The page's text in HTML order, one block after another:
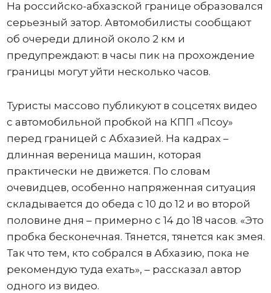
На российско-абхазской границе образовался
серьезный затор. Автомобилисты сообщают
об очереди длиной около 2 км и
предупреждают: в часы пик на прохождение
границы могут уйти несколько часов.
Туристы массово публикуют в соцсетях видео
с автомобильной пробкой на КПП «Псоу»
перед границей с Абхазией. На кадрах –
длинная вереница машин, которая
практически не движется. По словам
очевидцев, особенно напряженная ситуация
складывается до обеда с 10 до 12 и во второй
половине дня – примерно с 14 до 18 часов. «Это
пробка бесконечная. Тянется, тянется как змея.
Так что тем, кто собрался в Абхазию, пока не
рекомендую туда ехать», – рассказал автор
одного из видео.